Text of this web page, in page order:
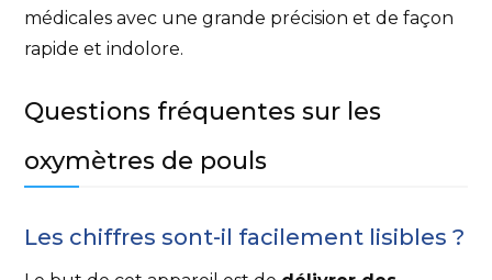
médicales avec une grande précision et de façon
rapide et indolore.
Questions fréquentes sur les
oxymètres de pouls
Les chiffres sont-il facilement lisibles ?